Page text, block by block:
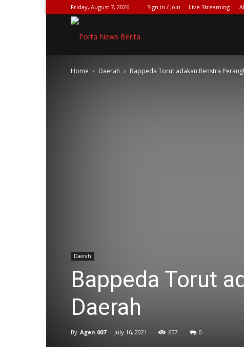
Friday, August 7, 2026 Sign in / Join Live Streaming
NEWS[DOT]COM
Home Daerah Bappeda Torut adakan Renstra
Daerah
Bappeda Torut
Daerah
By Agen 007 - July 16, 2021 657 0